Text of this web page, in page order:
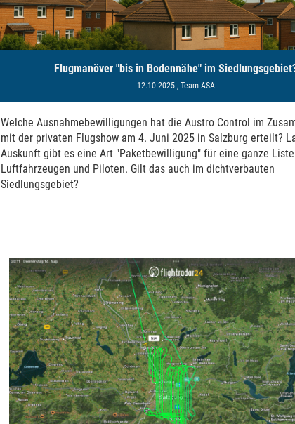
Flugmanöver "bis in Bodennähe" im
12.10.2025, Team ASA
Welche Ausnahmebewilligungen hat die Austro Control im
mit der privaten Flugshow am 4. Juni 2025 in Salzburg erteilt?
Auskunft gibt es eine Art "Paketbewilligung" für eine ganze
Luftfahrzeugen und Piloten. Gilt das auch im dichtverbauten
Siedlungsgebiet?